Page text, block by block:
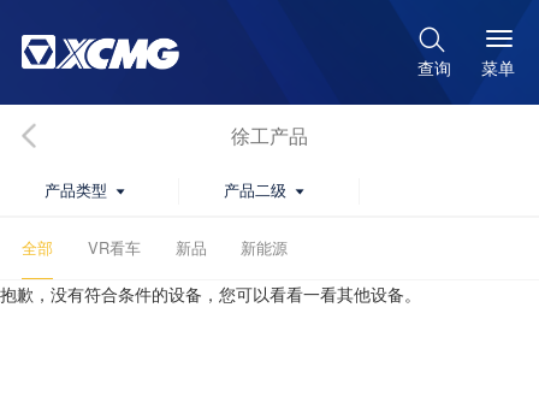

查询 菜单
徐工产品
产品类型  产品二级 
全部 VR看车 新品 新能源
抱歉，没有符合条件的设备，您可以看看一看其他设备。